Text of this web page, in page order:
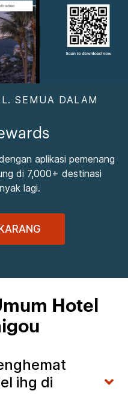
SEMUA DALAM
aplikasi pemenang
di 7,000+ destinasi
lagi.
Hotel
ihg di